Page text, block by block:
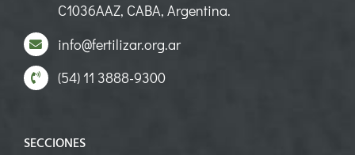
C1036AAZ, CABA, Argentina.
info@fertilizar.org.ar
(54) 11 3888-9300
SECCIONES